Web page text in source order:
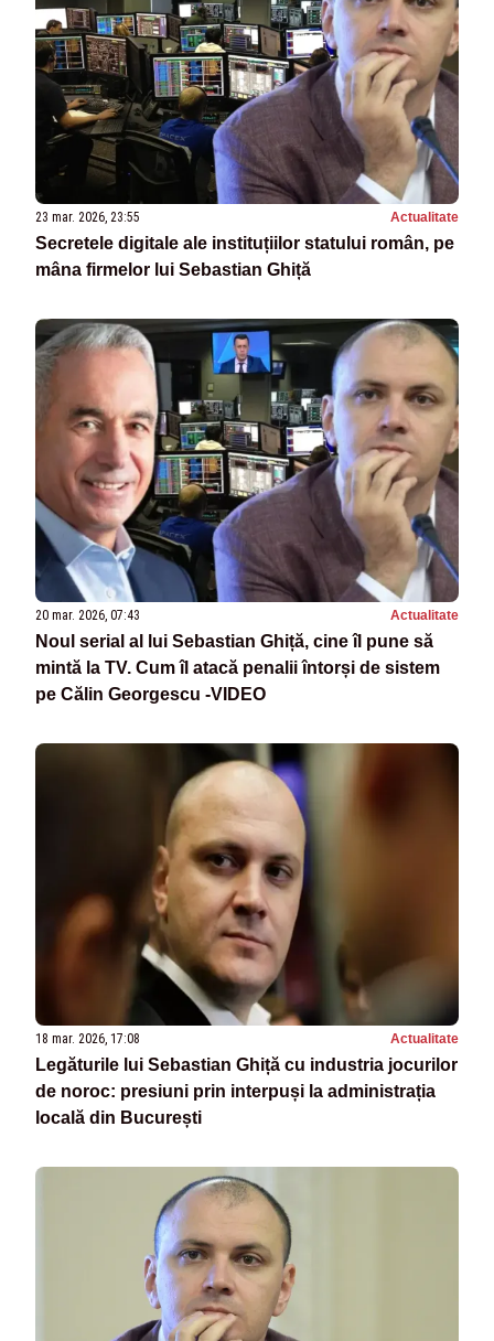
23 mar. 2026, 23:55 Actualitate
Secretele digitale ale instituțiilor statului român, pe
mâna firmelor lui Sebastian Ghiță
20 mar. 2026, 07:43 Actualitate
Noul serial al lui Sebastian Ghiță, cine îl pune să
mintă la TV. Cum îl atacă penalii întorși de sistem
pe Călin Georgescu -VIDEO
18 mar. 2026, 17:08 Actualitate
Legăturile lui Sebastian Ghiță cu industria jocurilor
de noroc: presiuni prin interpuși la administrația
locală din București